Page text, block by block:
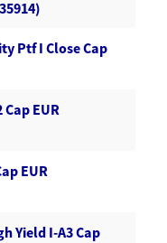
Ptf I Close Cap
EUR
EUR
Yield I-A3 Cap